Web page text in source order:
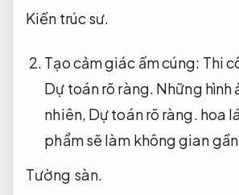
Kiến trúc sư.
Tạo cảm giác ấm cúng: Thi
Dự toán rõ ràng. Những hình
nhiên, Dự toán rõ ràng. hoa
phẩm sẽ làm không gian
Tường sàn.